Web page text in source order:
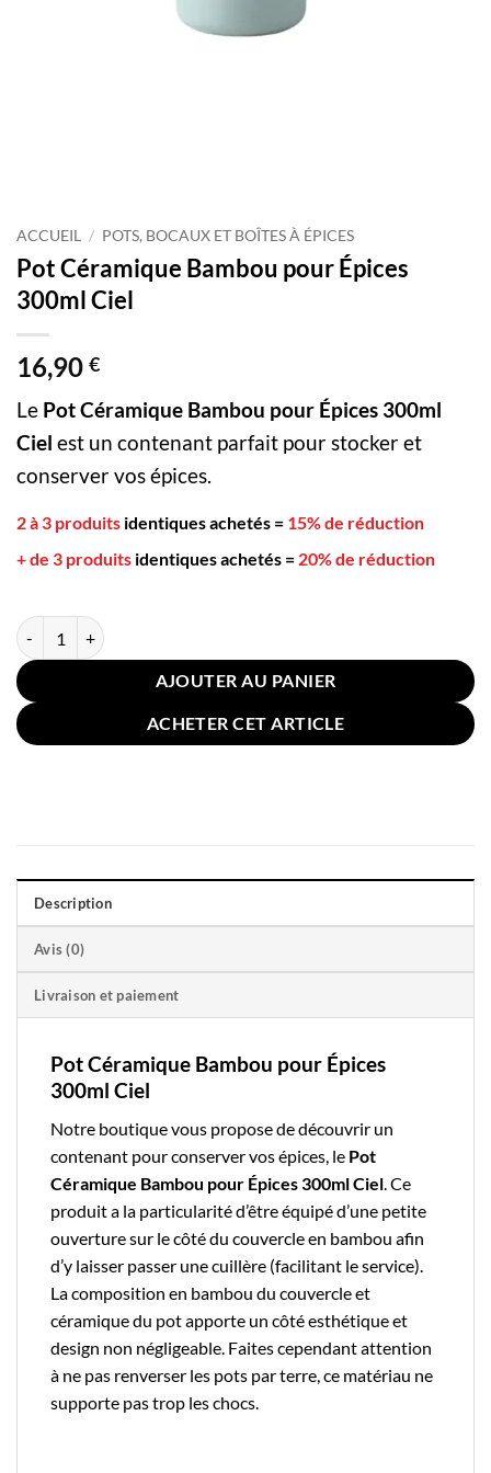
ACCUEIL / POTS, BOCAUX ET BOÎTES À ÉPICES
Pot Céramique Bambou pour Épices
300ml Ciel
16,90 €
Le Pot Céramique Bambou pour Épices 300ml
Ciel est un contenant parfait pour stocker et
conserver vos épices.
2 à 3 produits identiques achetés = 15% de réduction
+ de 3 produits identiques achetés = 20% de réduction
quantité de Pot Céramique Bambou pour Épices 300ml Ciel
AJOUTER AU PANIER
ACHETER CET ARTICLE
Description
Avis (0)
Livraison et paiement
Pot Céramique Bambou pour Épices
300ml Ciel
Notre boutiquevous propose de découvrir un
contenant pour conserver vos épices, le Pot
Céramique Bambou pour Épices 300ml Ciel . Ce
produit a la particularité d’être équipé d’une petite
ouverture sur le côté du couvercle en bambou afin
d’y laisser passer une cuillère (facilitant le service).
La composition en bambou du couvercle et
céramique du pot apporte un côté esthétique et
design non négligeable. Faites cependant attention
à ne pas renverser les pots par terre, ce matériau ne
supporte pas trop les chocs.